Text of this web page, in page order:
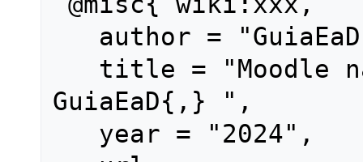
GuiaEaD{,} ",